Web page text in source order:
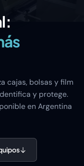
cajas, bolsas y film
y protege.
en Argentina